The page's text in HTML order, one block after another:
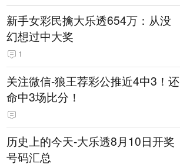
新手女彩民擒大乐透654万：从没
幻想过中大奖
1
关注微信-狼王荐彩公推近4中3！还
命中3场比分！
历史上的今天-大乐透8月10日开奖
号码汇总